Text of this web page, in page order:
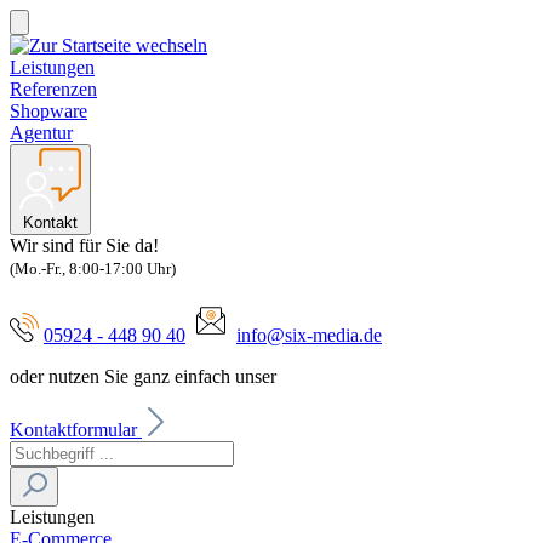
Leistungen
Referenzen
Shopware
Agentur
Kontakt
Wir sind für Sie da!
(Mo.-Fr., 8:00-17:00 Uhr)
05924 - 448 90 40
info@six-media.de
oder nutzen Sie ganz einfach unser
Kontaktformular
Leistungen
E-Commerce